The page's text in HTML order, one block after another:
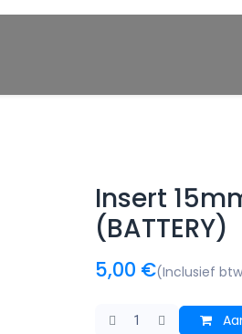
Insert
(BATTERY)
5,00 €(Inclusief